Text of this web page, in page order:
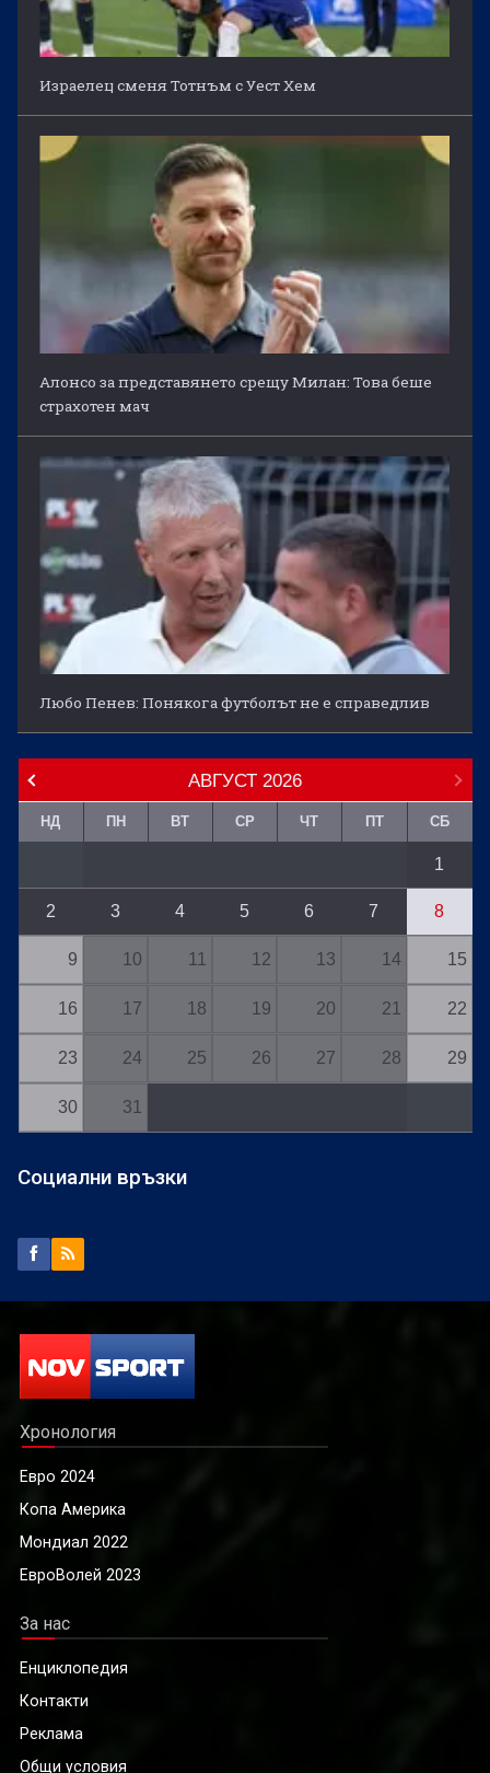
Израелец сменя Тотнъм с Уест Хем
Алонсо за представянето срещу Милан: Това беше
страхотен мач
Любо Пенев: Понякога футболът не е справедлив
АВГУСТ 2026
НД ПН ВТ СР ЧТ ПТ СБ
1
2 3 4 5 6 7 8
9 10 11 12 13 14 15
16 17 18 19 20 21 22
23 24 25 26 27 28 29
30 31
Социални връзки
Хронология
Евро 2024
Копа Америка
Мондиал 2022
ЕвроВолей 2023
За нас
Енциклопедия
Контакти
Реклама
Общи условия